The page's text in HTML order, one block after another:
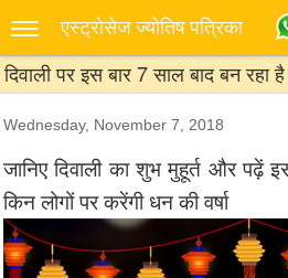
एस्‍ट्रोसेज ज्‍योतिष पत्रिका
दिवाली पर इस बार 7 साल बाद बन रहा है
Wednesday, November 7, 2018
जानिए दिवाली का शुभ मुहूर्त और पढ़ें
किन लोगों पर करेंगी धन की वर्षा